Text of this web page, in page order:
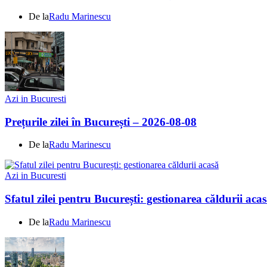
De laRadu Marinescu
Azi in Bucuresti
Prețurile zilei în București – 2026-08-08
De laRadu Marinescu
Azi in Bucuresti
Sfatul zilei pentru București: gestionarea căldurii
De laRadu Marinescu